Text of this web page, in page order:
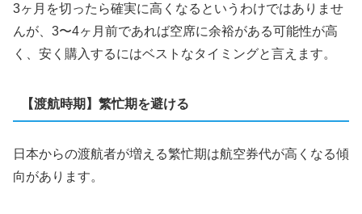
3ヶ月を切ったら確実に高くなるというわけではありませ
んが、3〜4ヶ月前であれば空席に余裕がある可能性が高
く、安く購入するにはベストなタイミングと言えます。
【渡航時期】繁忙期を避ける
日本からの渡航者が増える繁忙期は航空券代が高くなる傾
向があります。